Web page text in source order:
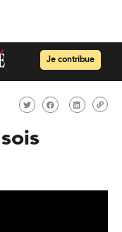
Je contribue